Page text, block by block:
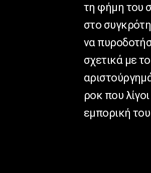
τη φήμη του
στο
να
σχετικά με
ροκ που
εμπορική του